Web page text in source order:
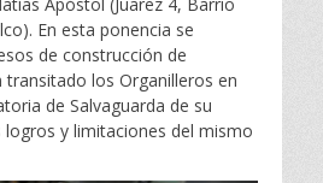
En esta ponencia se
de construcción de
transitado los Organilleros en
de Salvaguarda de su
y limitaciones del mismo